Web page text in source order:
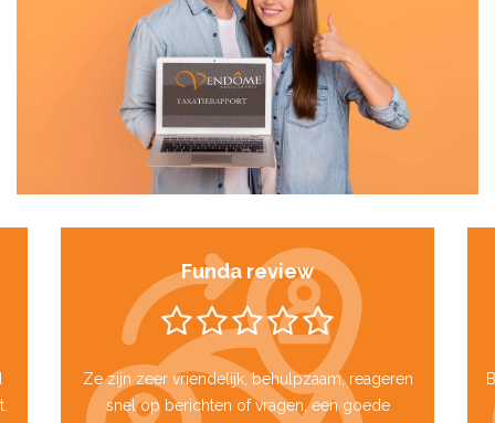
Funda review
Ze zijn zeer vriendelijk, behulpzaam, reageren
snel op berichten of vragen, een goede